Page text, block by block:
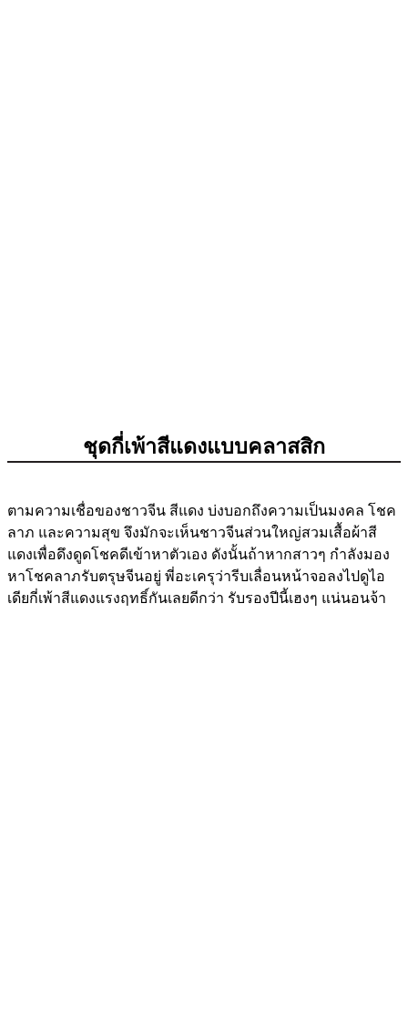
ชุดกี่เพ้าสีแดงแบบคลาสสิก
ตามความเชื่อของชาวจีน สีแดง บ่งบอกถึงความเป็นมงคล โชค
ลาภ และความสุข จึงมักจะเห็นชาวจีนส่วนใหญ่สวมเสื้อผ้าสี
แดงเพื่อดึงดูดโชคดีเข้าหาตัวเอง ดังนั้นถ้าหากสาวๆ กำลังมอง
หาโชคลาภรับตรุษจีนอยู่ พี่อะเครุว่ารีบเลื่อนหน้าจอลงไปดูไอ
เดียกี่เพ้าสีแดงแรงฤทธิ์กันเลยดีกว่า รับรองปีนี้เฮงๆ แน่นอนจ้า